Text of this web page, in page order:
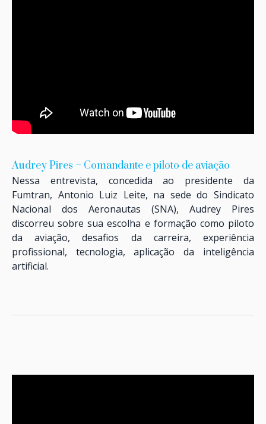
Audrey Pires – Comandante e piloto de aviação
Nessa entrevista, concedida ao presidente da
Fumtran, Antonio Luiz Leite, na sede do Sindicato
Nacional dos Aeronautas (SNA), Audrey Pires
discorreu sobre sua escolha e formação como piloto
da aviação, desafios da carreira, experiência
profissional, tecnologia, aplicação da inteligência
artificial.